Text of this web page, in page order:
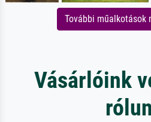
További műalkotások
Vásárlóink